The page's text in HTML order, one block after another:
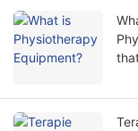
a
way.